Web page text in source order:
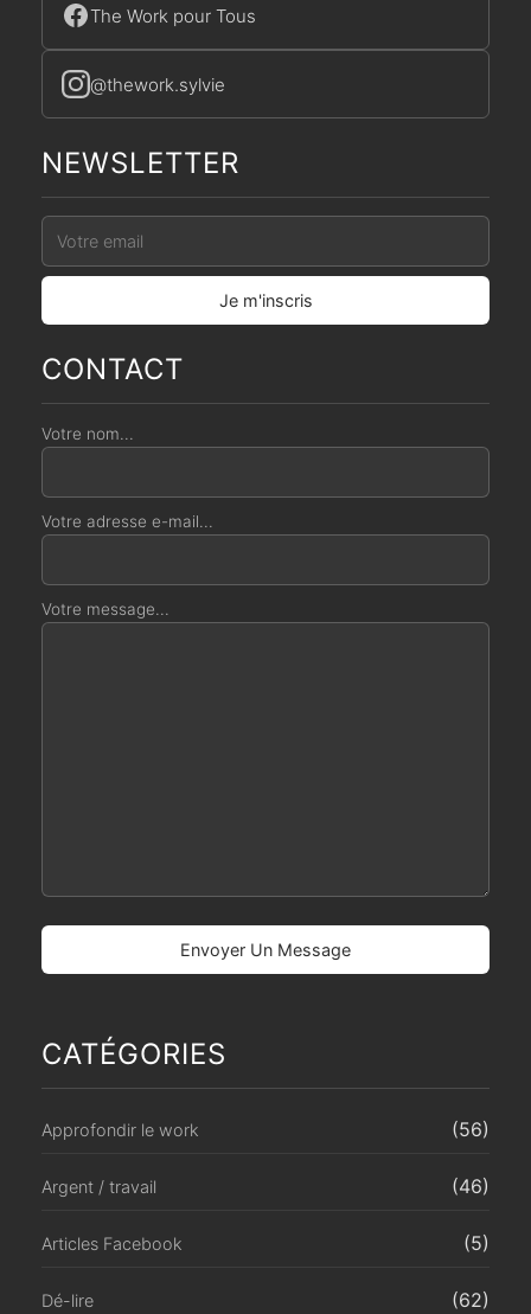
The Work pour Tous
@thework.sylvie
NEWSLETTER
CONTACT
Votre nom...
Votre adresse e-mail...
Votre message...
CATÉGORIES
Approfondir le work (56)
Argent / travail (46)
Articles Facebook (5)
Dé-lire (62)